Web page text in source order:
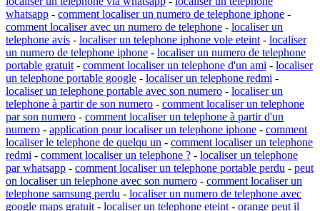
whatsapp - comment localiser un numero de telephone iphone -
comment localiser avec un numero de telephone - localiser un
telephone avis - localiser un telephone iphone vole eteint - localiser
un numero de telephone iphone - localiser un numero de telephone
portable gratuit - comment localiser un telephone d'un ami - localiser
un telephone portable google - localiser un telephone redmi -
localiser un telephone portable avec son numero - localiser un
telephone à partir de son numero - comment localiser un telephone
par son numero - comment localiser un telephone à partir d'un
numero - application pour localiser un telephone iphone - comment
localiser le telephone de quelqu un - comment localiser un telephone
redmi - comment localiser un telephone ? - localiser un telephone
par whatsapp - comment localiser un telephone portable perdu - peut
on localiser un telephone avec son numero - comment localiser un
telephone samsung perdu - localiser un numero de telephone avec
google maps gratuit - localiser un telephone eteint - orange peut il